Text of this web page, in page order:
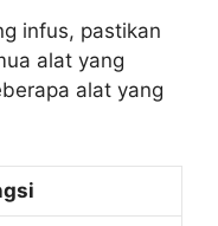
infus, pastikan
alat yang
alat yang